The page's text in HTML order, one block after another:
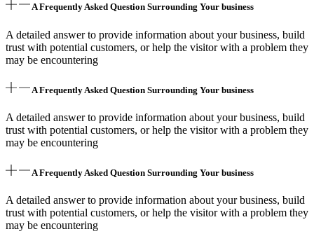
A Frequently Asked Question Surrounding Your business
A detailed answer to provide information about your business, build
trust with potential customers, or help the visitor with a problem they
may be encountering
A Frequently Asked Question Surrounding Your business
A detailed answer to provide information about your business, build
trust with potential customers, or help the visitor with a problem they
may be encountering
A Frequently Asked Question Surrounding Your business
A detailed answer to provide information about your business, build
trust with potential customers, or help the visitor with a problem they
may be encountering